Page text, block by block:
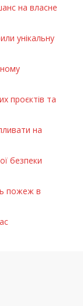
на власне
унікальну
проєктів та
на
безпеки
пожеж в